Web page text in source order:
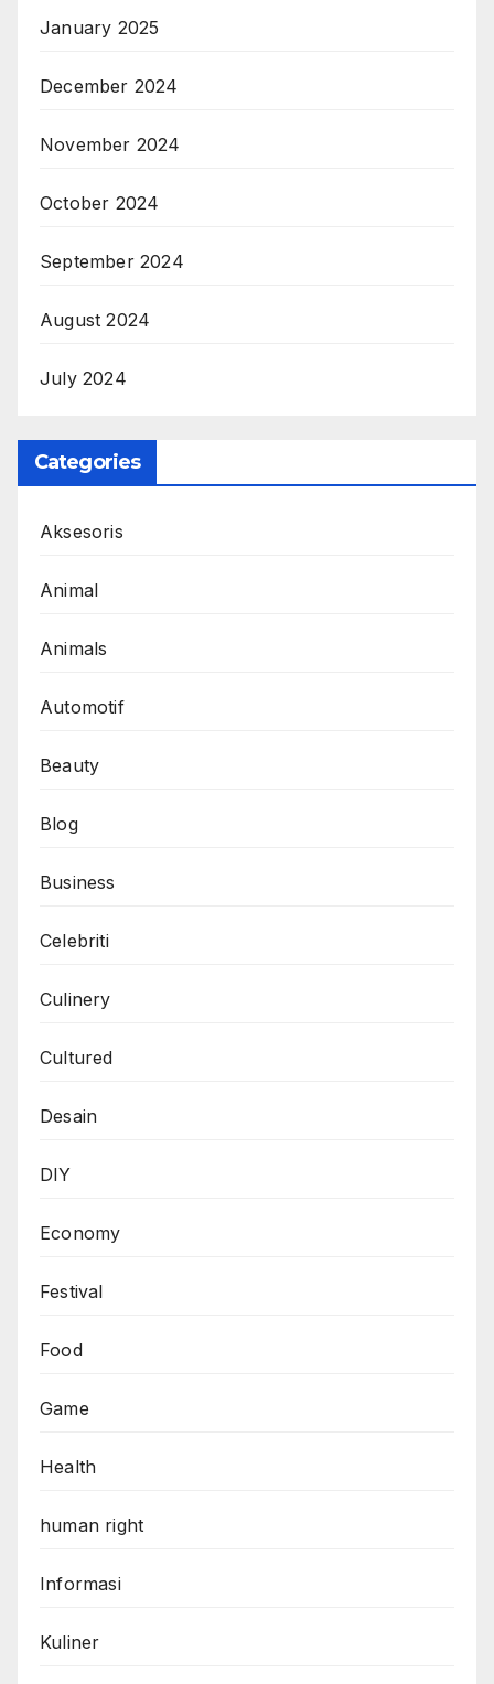
January 2025
December 2024
November 2024
October 2024
September 2024
August 2024
July 2024
Categories
Aksesoris
Animal
Animals
Automotif
Beauty
Blog
Business
Celebriti
Culinery
Cultured
Desain
DIY
Economy
Festival
Food
Game
Health
human right
Informasi
Kuliner